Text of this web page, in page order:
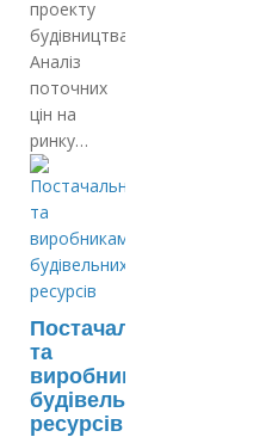
проекту
будівництва;
Аналіз
поточних
цін на
ринку…
Постачальникам
та
виробникам
будівельних
ресурсів